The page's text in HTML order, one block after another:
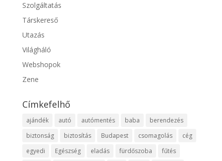
Szolgáltatás
Társkereső
Utazás
Világháló
Webshopok
Zene
Címkefelhő
ajándék autó autómentés baba
berendezés
biztonság
biztosítás Budapest csomagolás
cég
egyedi
Egészség eladás fürdőszoba fűtés